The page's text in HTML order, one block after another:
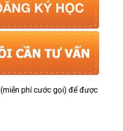
(miễn phí cước gọi) để được